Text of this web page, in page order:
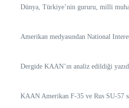
Dünya, Türkiye’nin gururu, milli
Amerikan medyasından National
Dergide KAAN’ın analiz edildiği
KAAN Amerikan F-35 ve Rus SU-57